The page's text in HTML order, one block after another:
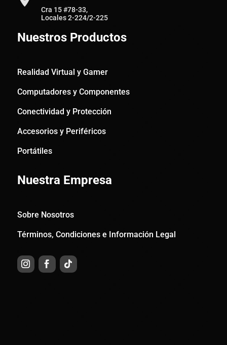
Cra 15 #78-33,
Locales 2-224/2-225
Nuestros Productos
Realidad Virtual y Gamer
Computadores y Componentes
Conectividad y Protección
Accesorios y Periféricos
Portátiles
Nuestra Empresa
Sobre Nosotros
Términos, Condiciones e Información Legal